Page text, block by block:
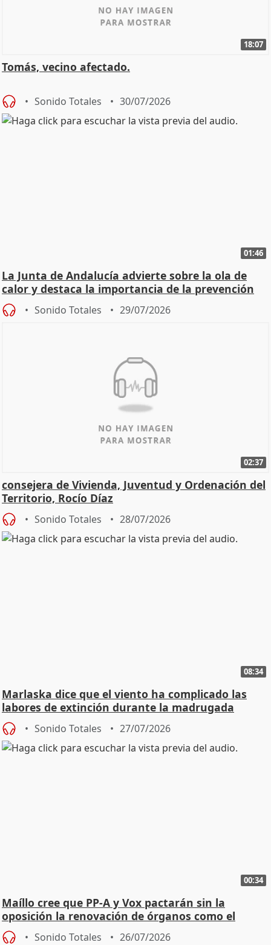
18:07
Tomás, vecino afectado.
Sonido Totales 30/07/2026
01:46
La Junta de Andalucía advierte sobre la ola de
calor y destaca la importancia de la prevención
Sonido Totales 29/07/2026
02:37
consejera de Vivienda, Juventud y Ordenación del
Territorio, Rocío Díaz
Sonido Totales 28/07/2026
08:34
Marlaska dice que el viento ha complicado las
labores de extinción durante la madrugada
Sonido Totales 27/07/2026
00:34
Maíllo cree que PP-A y Vox pactarán sin la
oposición la renovación de órganos como el
Defensor
Sonido Totales 26/07/2026